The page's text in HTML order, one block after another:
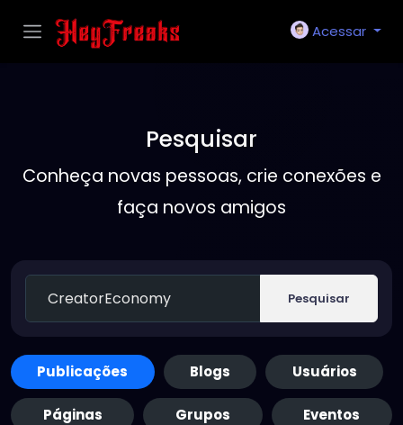
Acessar
Pesquisar
Conheça novas pessoas, crie conexões e
faça novos amigos
Pesquisar
Publicações Blogs Usuários
Páginas Grupos Eventos